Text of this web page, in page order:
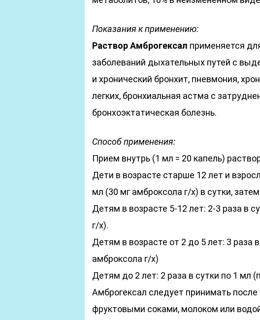
Показания к применению:
РастворАмброгексал применяется
заболеваний дыхательных путей с
и хронический бронхит, пневмония,
легких, бронхиальная астма с
бронхоэктатическая болезнь.
Способ применения:
Прием внутрь (1 мл = 20 капель)
Дети в возрасте старше 12 лет и
мл (30 мг амброксола г/х) в сутки,
Детям в возрасте 5-12 лет: 2-3 раза в
г/х).
Детям в возрасте от 2 до 5 лет: 3 раза
амброксола г/х)
Детям до 2 лет: 2 раза в сутки по 1 мл
Амброгексал следует принимать
фруктовыми соками, молоком или